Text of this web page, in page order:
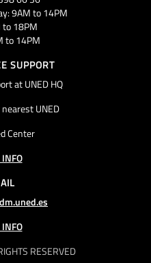
RESERVED
9AM to 14PM
18PM
to 14PM
SUPPORT
at UNED HQ
UNED
Center